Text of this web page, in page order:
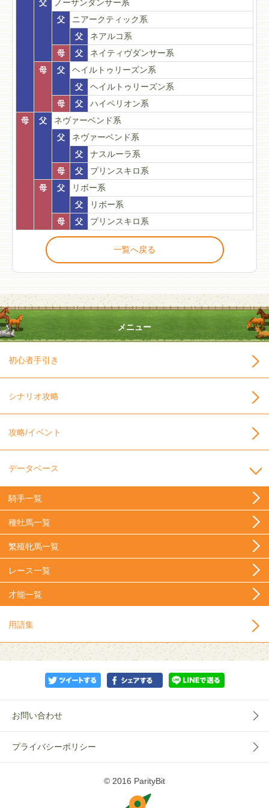
父
ノーザンダンサー系
父
ニアークティック系
父
ネアルコ系
母
父
ネイティヴダンサー系
母
父
ヘイルトゥリーズン系
父
ヘイルトゥリーズン系
母
父
ハイペリオン系
母
父
ネヴァーベンド系
父
ネヴァーベンド系
父
ナスルーラ系
母
父
プリンスキロ系
母
父
リボー系
父
リボー系
母
父 プリンスキロ系
一覧へ戻る
メニュー
初心者手引き
シナリオ攻略
攻略/イベント
データベース
騎手一覧
種牡馬一覧
繁殖牝馬一覧
レース一覧
才能一覧
用語集
お問い合わせ
プライバシーポリシー
© 2016 ParityBit